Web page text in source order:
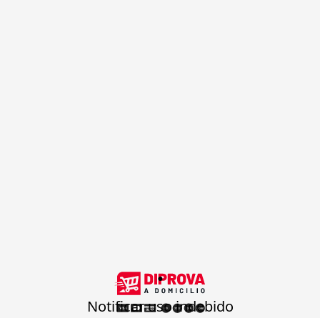
.
Notificar uso indebido